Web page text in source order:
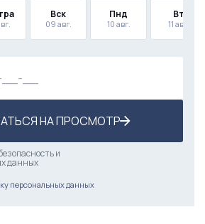
Вск
09 авг.
Пнд
10 авг.
Вт
11 авг.
НА ПРОСМОТР
и
данных
персональных данных